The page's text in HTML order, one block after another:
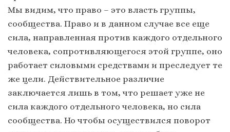
Мы видим, что право – это власть группы,
сообщества. Право и в данном случае все еще
сила, направленная против каждого отдельного
человека, сопротивляющегося этой группе, оно
работает силовыми средствами и преследует те
же цели. Действительное различие
заключается лишь в том, что решает уже не
сила каждого отдельного человека, но сила
сообщества. Но чтобы осуществился поворот